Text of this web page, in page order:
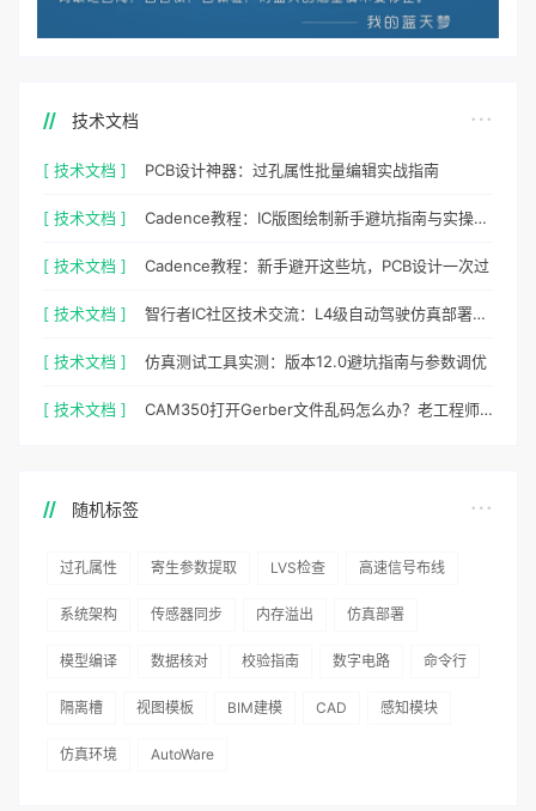
技术文档
[ 技术文档 ] PCB设计神器：过孔属性批量编辑实战指南
[ 技术文档 ] Cadence教程：IC版图绘制新手避坑指南与实操细节
[ 技术文档 ] Cadence教程：新手避开这些坑，PCB设计一次过
[ 技术文档 ] 智行者IC社区技术交流：L4级自动驾驶仿真部署实操指南
[ 技术文档 ] 仿真测试工具实测：版本12.0避坑指南与参数调优
[ 技术文档 ] CAM350打开Gerber文件乱码怎么办？老工程师实测避坑指南
随机标签
过孔属性 寄生参数提取 LVS检查 高速信号布线
系统架构 传感器同步 内存溢出 仿真部署
模型编译 数据核对 校验指南 数字电路 命令行
隔离槽 视图模板 BIM建模 CAD 感知模块
仿真环境 AutoWare